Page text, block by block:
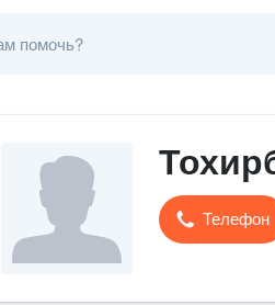
Телефон